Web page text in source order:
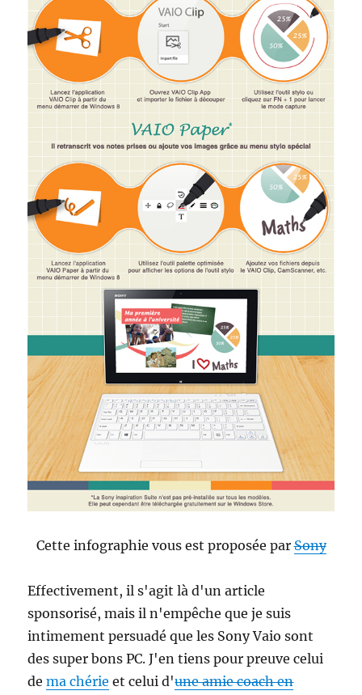
Cette infographie vous est proposée parSony
Effectivement, il s'agit là d'un article
sponsorisé, mais il n'empêche que je suis
intimement persuadé que les Sony Vaio sont
des super bons PC. J'en tiens pour preuve celui
dema chérie et celui d'une amie coach en